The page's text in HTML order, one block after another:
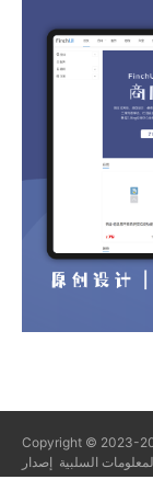
Copyright © 2023-
إصدار ICP رقم 20251
46111Powered By